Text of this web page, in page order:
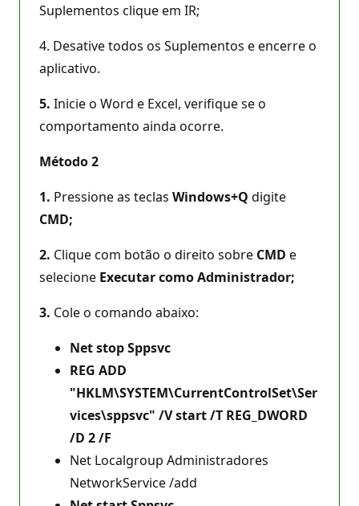
Suplementos clique em IR;
4. Desative todos os Suplementos e encerre o
aplicativo.
5. Inicie o Word e Excel, verifique se o
comportamento ainda ocorre.
Método 2
1. Pressione as teclas Windows+Q digite
CMD;
2. Clique com botão o direito sobre CMD e
selecione Executar como Administrador;
3. Cole o comando abaixo:
Net stop Sppsvc
REG ADD
"HKLM\SYSTEM\CurrentControlSet\Ser
vices\sppsvc" /V start /T REG_DWORD
/D 2 /F
Net Localgroup Administradores
NetworkService /add